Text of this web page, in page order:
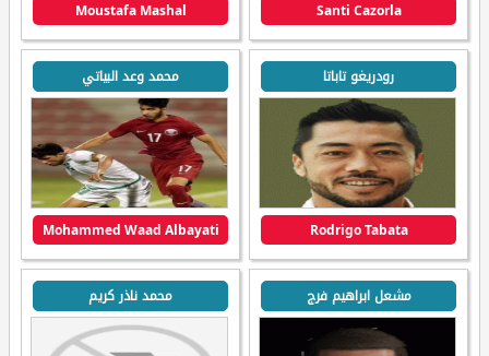
Santi Cazorla
Moustafa Mashal
رودريغو تاباتا
Rodrigo Tabata
محمد وعد البياتي
Mohammed Waad Albayati
مشعل ابراهيم فرج محمد ناذر كريم